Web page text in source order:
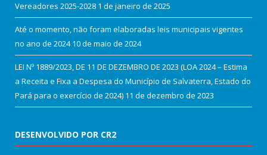
Vereadores 2025-2028 1 de janeiro de 2025
Até o momento, não foram elaboradas leis municipais vigentes
no ano de 2024 10 de maio de 2024
LEI Nº 1889/2023, DE 11 DE DEZEMBRO DE 2023 (LOA 2024 – Estima
a Receita e Fixa a Despesa do Município de Salvaterra, Estado do
Pará para o exercício de 2024) 11 de dezembro de 2023
DESENVOLVIDO POR CR2